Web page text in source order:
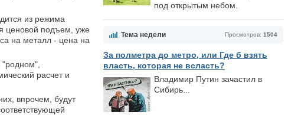
под открытым небом.
Просмотров: 1504
Тема недели
За полметра до метро, или Где б взять
власть, которая не всласть?
Владимир Путин зачастил в
Сибирь...
из режима
ценовой подъем, уже
на металл - цена на
расчет и
впрочем, будут